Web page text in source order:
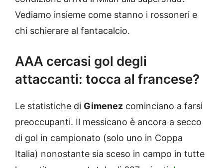
Vediamo insieme come stanno i rossoneri e
chi schierare al fantacalcio.
AAA cercasi gol degli
attaccanti: tocca al francese?
Le statistiche di Gimenez cominciano a farsi
preoccupanti. Il messicano è ancora a secco
di gol in campionato (solo uno in Coppa
Italia) nonostante sia sceso in campo in tutte